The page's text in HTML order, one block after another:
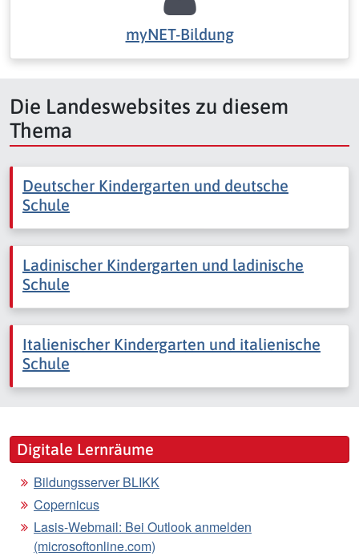
myNET-Bildung
Die Landeswebsites zu diesem
Thema
Deutscher Kindergarten und deutsche
Schule
Ladinischer Kindergarten und ladinische
Schule
Italienischer Kindergarten und italienische
Schule
Digitale Lernräume
Bildungsserver BLIKK
Copernicus
Lasis-Webmail: Bei Outlook anmelden
(microsoftonline.com)